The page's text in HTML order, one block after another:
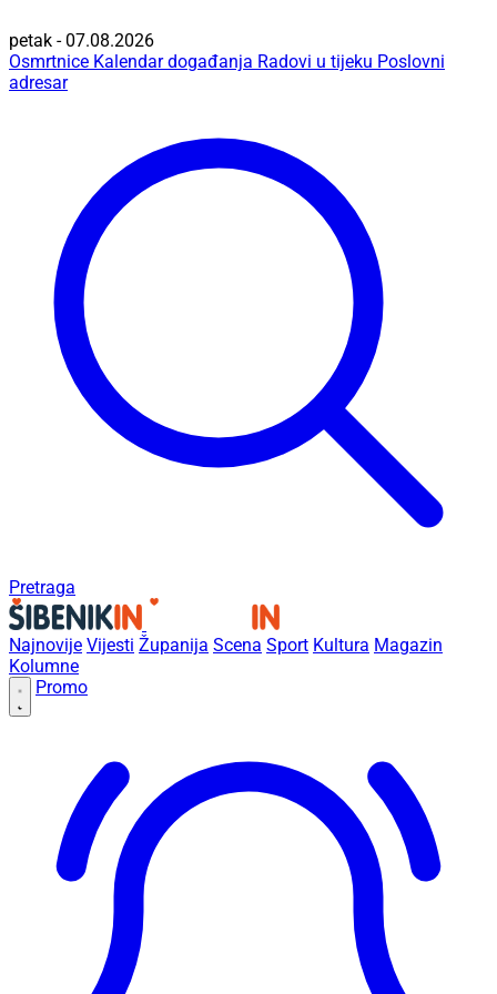
petak - 07.08.2026
Osmrtnice Kalendar događanja Radovi u tijeku Poslovni
adresar
Pretraga
Najnovije Vijesti Županija Scena Sport Kultura Magazin
Kolumne
Promo